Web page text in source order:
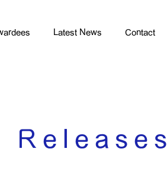
Latest News Contact
Releases